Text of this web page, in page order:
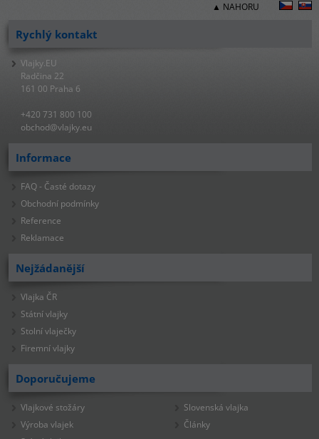
▲ NAHORU
Rychlý kontakt
Vlajky.EU
Radčina 22
161 00 Praha 6
+420 731 800 100
obchod@vlajky.eu
Informace
FAQ - Časté dotazy
Obchodní podmínky
Reference
Reklamace
Nejžádanější
Vlajka ČR
Státní vlajky
Stolní vlaječky
Firemní vlajky
Doporučujeme
Vlajkové stožáry
Výroba vlajek
Slovenská vlajka
Články